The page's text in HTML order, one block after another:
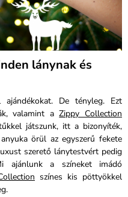
lánynak és
De tényleg. Ezt
valamint aZippy Collection
játszunk, itt a bizonyíték,
örül az egyszerű fekete
szerető lánytestvért pedig
ajánlunk a színeket imádó
színes kis pöttyökkel